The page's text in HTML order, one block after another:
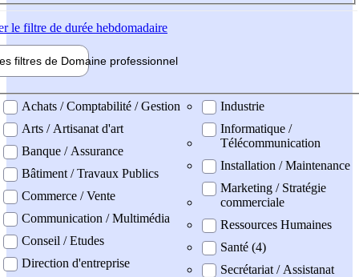
le filtre de durée hebdomadaire
filtres de Domaine professionnel
professionel
Achats / Comptabilité / Gestion
Arts / Artisanat d'art
Banque / Assurance
Bâtiment / Travaux Publics
Commerce / Vente
Communication / Multimédia
Conseil / Etudes
Direction d'entreprise
Industrie
Informatique /
Télécommunication
Installation / Maintenance
Marketing / Stratégie
commerciale
Ressources Humaines
Santé (4)
Secrétariat / Assistanat